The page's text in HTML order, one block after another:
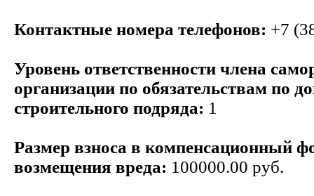
Контактные номера телефонов: +7
Уровень ответственности члена
организации по обязательствам по
строительного подряда: 1
Размер взноса в компенсационный
возмещения вреда: 100000.00 руб.